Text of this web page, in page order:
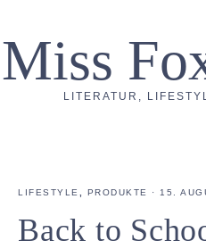
Miss
LITERATUR,
LIFESTYLE PRODUKTE · 15.
Back to